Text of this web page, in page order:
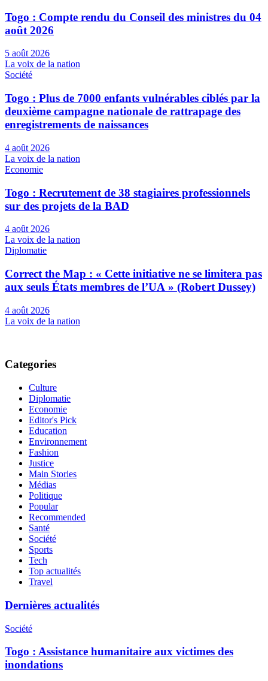
Togo : Compte rendu du Conseil des ministres du 04
août 2026
5 août 2026
La voix de la nation
Société
Togo : Plus de 7000 enfants vulnérables ciblés par la
deuxième campagne nationale de rattrapage des
enregistrements de naissances
4 août 2026
La voix de la nation
Economie
Togo : Recrutement de 38 stagiaires professionnels
sur des projets de la BAD
4 août 2026
La voix de la nation
Diplomatie
Correct the Map : « Cette initiative ne se limitera pas
aux seuls États membres de l’UA » (Robert Dussey)
4 août 2026
La voix de la nation
Categories
Culture
Diplomatie
Economie
Editor's Pick
Education
Environnement
Fashion
Justice
Main Stories
Médias
Politique
Popular
Recommended
Santé
Société
Sports
Tech
Top actualités
Travel
Dernières actualités
Société
Togo : Assistance humanitaire aux victimes des
inondations